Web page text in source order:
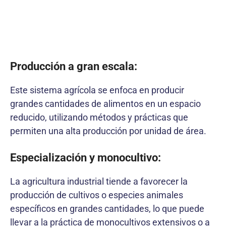
Producción a gran escala:
Este sistema agrícola se enfoca en producir
grandes cantidades de alimentos en un espacio
reducido, utilizando métodos y prácticas que
permiten una alta producción por unidad de área.
Especialización y monocultivo:
La agricultura industrial tiende a favorecer la
producción de cultivos o especies animales
específicos en grandes cantidades, lo que puede
llevar a la práctica de monocultivos extensivos o a